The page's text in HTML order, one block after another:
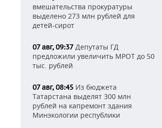
вмешательства прокуратуры
выделено 273 млн рублей для
детей-сирот
07 авг, 09:37 Депутаты ГД
предложили увеличить МРОТ до 50
тыс. рублей
07 авг, 08:45 Из бюджета
Татарстана выделят 300 млн
рублей на капремонт здания
Минэкологии республики